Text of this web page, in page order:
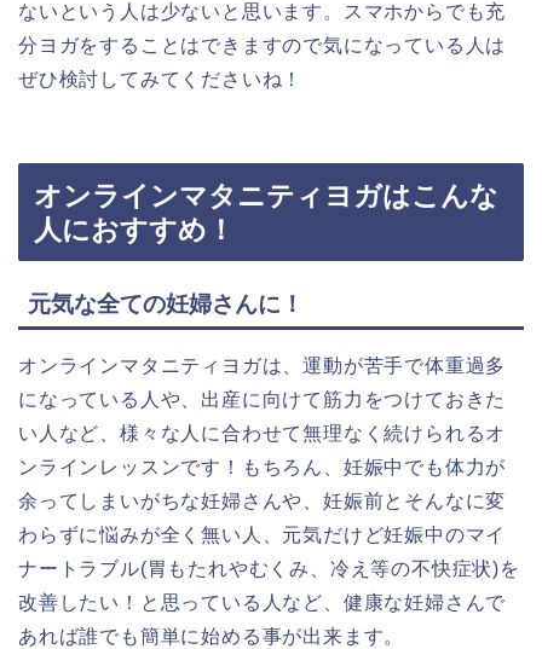
ないという人は少ないと思います。スマホからでも充
分ヨガをすることはできますので気になっている人は
ぜひ検討してみてくださいね！
オンラインマタニティヨガはこんな
人におすすめ！
元気な全ての妊婦さんに！
オンラインマタニティヨガは、運動が苦手で体重過多
になっている人や、出産に向けて筋力をつけておきた
い人など、様々な人に合わせて無理なく続けられるオ
ンラインレッスンです！もちろん、妊娠中でも体力が
余ってしまいがちな妊婦さんや、妊娠前とそんなに変
わらずに悩みが全く無い人、元気だけど妊娠中のマイ
ナートラブル(胃もたれやむくみ、冷え等の不快症状)を
改善したい！と思っている人など、健康な妊婦さんで
あれば誰でも簡単に始める事が出来ます。